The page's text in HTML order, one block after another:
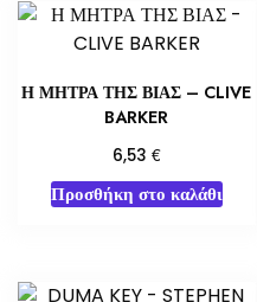
Η ΜΗΤΡΑ ΤΗΣ ΒΙΑΣ – CLIVE
BARKER
6,53 €
Προσθήκη στο καλάθι